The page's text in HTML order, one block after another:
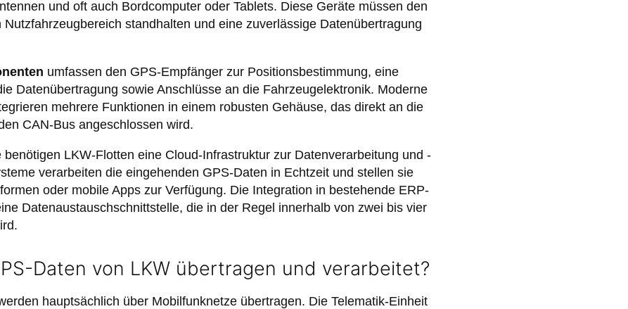
und oft auch Bordcomputer oder Tablets. Diese Geräte müssen den
standhalten und eine zuverlässige Datenübertragung
umfassen den GPS-Empfänger zur Positionsbestimmung, eine
Datenübertragung sowie Anschlüsse an die Fahrzeugelektronik. Moderne
mehrere Funktionen in einem robusten Gehäuse, das direkt an die
CAN-Bus angeschlossen wird.
LKW-Flotten eine Cloud-Infrastruktur zur Datenverarbeitung und -
verarbeiten die eingehenden GPS-Daten in Echtzeit und stellen sie
oder mobile Apps zur Verfügung. Die Integration in bestehende ERP-
Datenaustauschschnittstelle, die in der Regel innerhalb von zwei bis vier
Daten von LKW übertragen und verarbeitet?
hauptsächlich über Mobilfunknetze übertragen. Die Telematik-Einheit